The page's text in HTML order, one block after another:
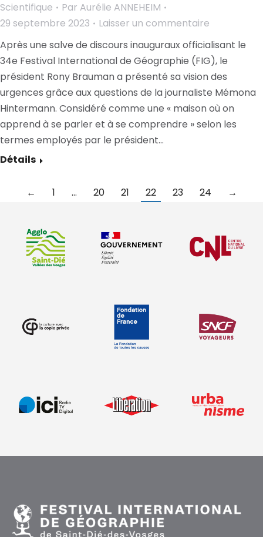
Scientifique Par Aurélie ANNEHEIM
29 septembre 2023
Laisser un commentaire
Après une salve de discours inauguraux officialisant le
34e Festival International de Géographie (FIG), le
président Rony Brauman a présenté sa vision des
urgences grâce aux questions de la journaliste Mémona
Hintermann. Considéré comme une « maison où on
apprend à se parler et à se comprendre » selon les
termes employés par le président…
Détails
← 1 … 20 21 22 23 24 →